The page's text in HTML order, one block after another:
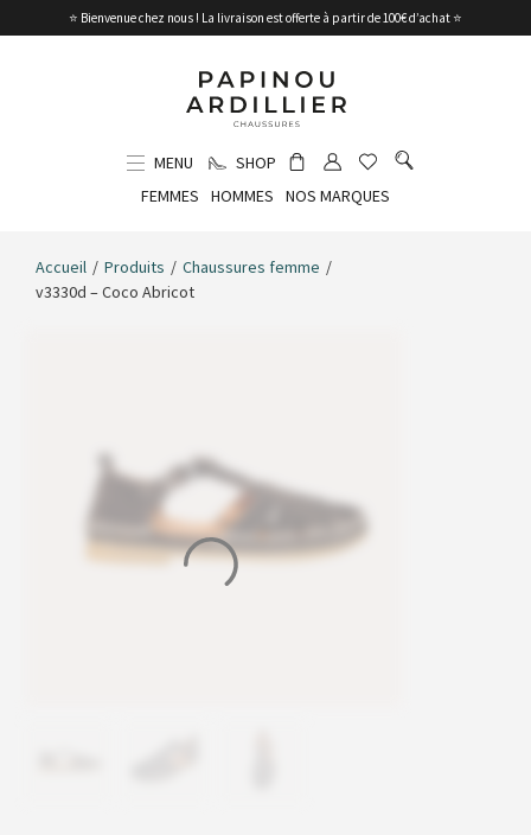
⭐ Bienvenue chez nous ! La livraison est offerte à partir de 100€ d’achat ⭐
MENU
SHOP
FEMMES
HOMMES NOS MARQUES
Accueil / Produits / Chaussures femme /
v3330d – Coco Abricot